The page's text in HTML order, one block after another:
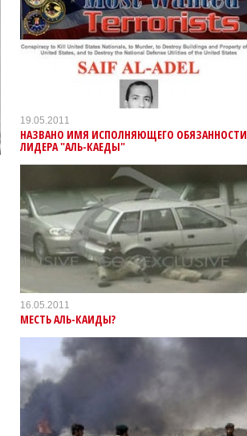
19.05.2011
НАЗВАНО ИМЯ ИСПОЛНЯЮЩЕГО ОБЯЗАННОСТИ
ЛИДЕРА "АЛЬ-КАЕДЫ"
16.05.2011
МЕСТЬ АЛЬ-КАИДЫ?